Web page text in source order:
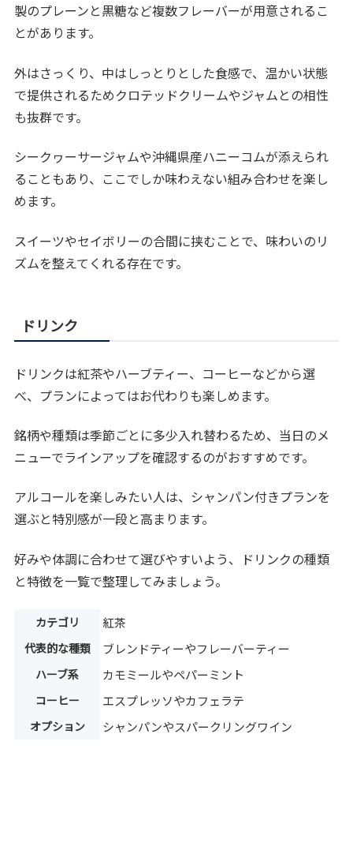
製のプレーンと黒糖など複数フレーバーが用意されるこ
とがあります。
外はさっくり、中はしっとりとした食感で、温かい状態
で提供されるためクロテッドクリームやジャムとの相性
も抜群です。
シークヮーサージャムや沖縄県産ハニーコムが添えられ
ることもあり、ここでしか味わえない組み合わせを楽し
めます。
スイーツやセイボリーの合間に挟むことで、味わいのリ
ズムを整えてくれる存在です。
ドリンク
ドリンクは紅茶やハーブティー、コーヒーなどから選
べ、プランによってはお代わりも楽しめます。
銘柄や種類は季節ごとに多少入れ替わるため、当日のメ
ニューでラインアップを確認するのがおすすめです。
アルコールを楽しみたい人は、シャンパン付きプランを
選ぶと特別感が一段と高まります。
好みや体調に合わせて選びやすいよう、ドリンクの種類
と特徴を一覧で整理してみましょう。
カテゴリ 紅茶
代表的な種類 ブレンドティーやフレーバーティー
ハーブ系 カモミールやペパーミント
コーヒー エスプレッソやカフェラテ
オプション シャンパンやスパークリングワイン